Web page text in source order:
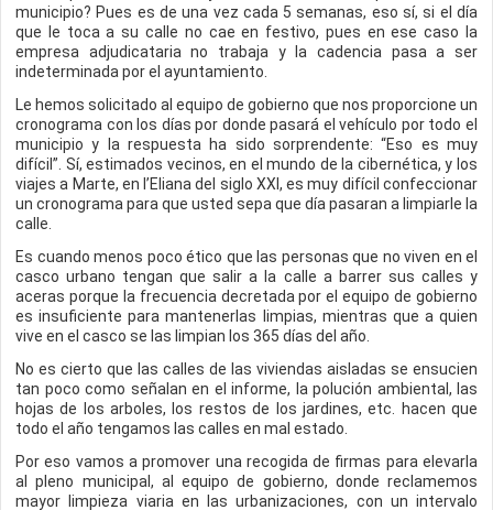
municipio? Pues es de una vez cada 5 semanas, eso sí, si el día
que le toca a su calle no cae en festivo, pues en ese caso la
empresa adjudicataria no trabaja y la cadencia pasa a ser
indeterminada por el ayuntamiento.
Le hemos solicitado al equipo de gobierno que nos proporcione un
cronograma con los días por donde pasará el vehículo por todo el
municipio y la respuesta ha sido sorprendente: “Eso es muy
difícil”. Sí, estimados vecinos, en el mundo de la cibernética, y los
viajes a Marte, en l’Eliana del siglo XXI, es muy difícil confeccionar
un cronograma para que usted sepa que día pasaran a limpiarle la
calle.
Es cuando menos poco ético que las personas que no viven en el
casco urbano tengan que salir a la calle a barrer sus calles y
aceras porque la frecuencia decretada por el equipo de gobierno
es insuficiente para mantenerlas limpias, mientras que a quien
vive en el casco se las limpian los 365 días del año.
No es cierto que las calles de las viviendas aisladas se ensucien
tan poco como señalan en el informe, la polución ambiental, las
hojas de los arboles, los restos de los jardines, etc. hacen que
todo el año tengamos las calles en mal estado.
Por eso vamos a promover una recogida de firmas para elevarla
al pleno municipal, al equipo de gobierno, donde reclamemos
mayor limpieza viaria en las urbanizaciones, con un intervalo